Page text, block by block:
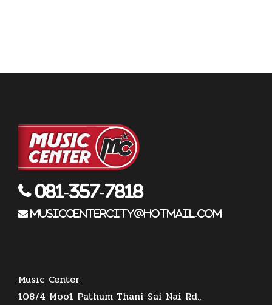
081-357-7818
musiccentercity@hotmail.com
Music Center
108/4 Moo1 Pathum Thani Sai Nai Rd.,